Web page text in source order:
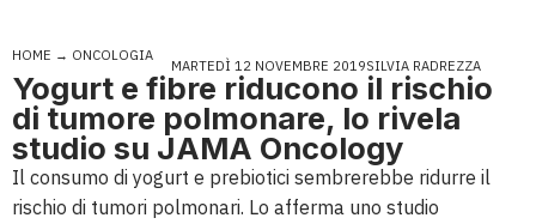
HOME → ONCOLOGIA
MARTEDÌ 12 NOVEMBRE 2019SILVIA RADREZZA
Yogurt e fibre riducono il rischio
di tumore polmonare, lo rivela
studio su JAMA Oncology
Il consumo di yogurt e prebiotici sembrerebbe ridurre il
rischio di tumori polmonari. Lo afferma uno studio